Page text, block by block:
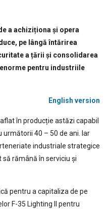
a achiziționa și opera
pe lângă întărirea
a țării și consolidarea
pentru industriile
English version
în producție astăzi capabil
40 – 50 de ani. Iar
industriale strategice
rămână în serviciu și
pentru a capitaliza de pe
F-35 Lighting II pentru